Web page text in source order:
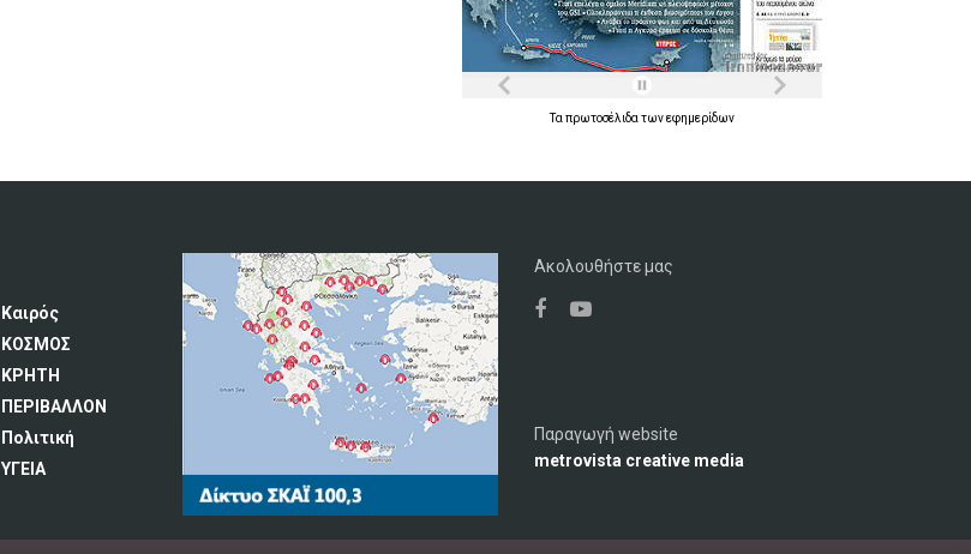
Τα πρωτοσέλιδα τωνεφημερίδων
Καιρός
ΚΟΣΜΟΣ
ΚΡΗΤΗ
ΠΕΡΙΒΑΛΛΟΝ
Πολιτική
ΥΓΕΙΑ
Ακολουθήστε μας
Παραγωγή website
metrovista creative media